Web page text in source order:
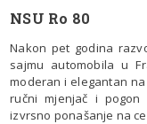
NSU Ro 80
Nakon pet godina
sajmu automobila u
moderan i elegantan
ručni mjenjač i
izvrsno ponašanje na